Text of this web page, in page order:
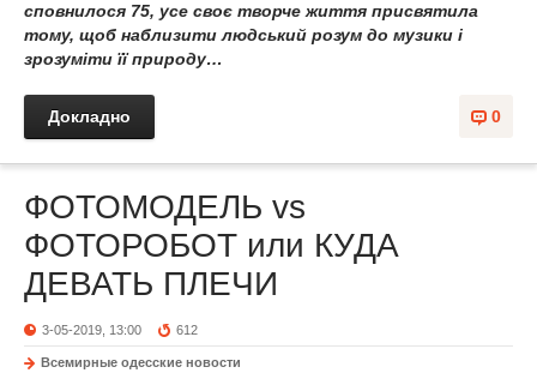
сповнилося 75, усе своє творче життя присвятила
тому, щоб наблизити людський розум до музики і
зрозуміти її природу…
0
Докладно
ФОТОМОДЕЛЬ vs
ФОТОРОБОТ или КУДА
ДЕВАТЬ ПЛЕЧИ
3-05-2019, 13:00 612
Всемирные одесские новости